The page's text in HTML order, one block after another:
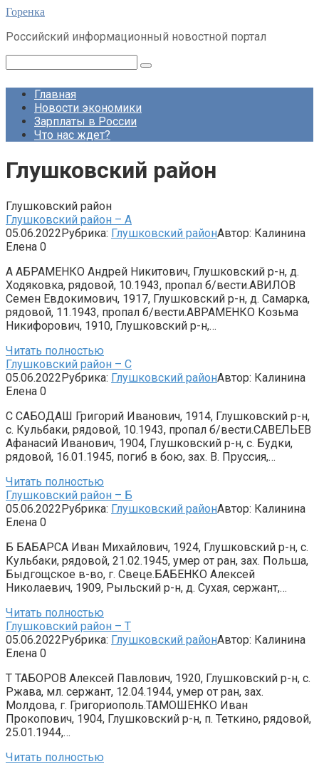
Перейти
контенту
Горенка
Российский информационный новостной портал
Главная
Новости экономики
Зарплаты в России
Что нас ждет?
Глушковский район
Глушковский район
Глушковский район – А
05.06.2022Рубрика: Глушковский районАвтор: Калинина
Елена 0
А АБРАМЕНКО Андрей Никитович, Глушковский р-н, д.
Ходяковка, рядовой, 10.1943, пропал б/вести.АВИЛОВ
Семен Евдокимович, 1917, Глушковский р-н, д. Самарка,
рядовой, 11.1943, пропал б/вести.АВРАМЕНКО Козьма
Никифорович, 1910, Глушковский р-н,…
Читать полностью
Глушковский район – С
05.06.2022Рубрика: Глушковский районАвтор: Калинина
Елена 0
С САБОДАШ Григорий Иванович, 1914, Глушковский р-н,
с. Кульбаки, рядовой, 10.1943, пропал б/вести.САВЕЛЬЕВ
Афанасий Иванович, 1904, Глушковский р-н, с. Будки,
рядовой, 16.01.1945, погиб в бою, зах. В. Пруссия,…
Читать полностью
Глушковский район – Б
05.06.2022Рубрика: Глушковский районАвтор: Калинина
Елена 0
Б БАБАРСА Иван Михайлович, 1924, Глушковский р-н, с.
Кульбаки, рядовой, 21.02.1945, умер от ран, зах. Польша,
Быдгощское в-во, г. Свеце.БАБЕНКО Алексей
Николаевич, 1909, Рыльский р-н, д. Сухая, сержант,…
Читать полностью
Глушковский район – Т
05.06.2022Рубрика: Глушковский районАвтор: Калинина
Елена 0
Т ТАБОРОВ Алексей Павлович, 1920, Глушковский р-н, с.
Ржава, мл. сержант, 12.04.1944, умер от ран, зах.
Молдова, г. Григориополь.ТАМОШЕНКО Иван
Прокопович, 1904, Глушковский р-н, п. Теткино, рядовой,
25.01.1944,…
Читать полностью